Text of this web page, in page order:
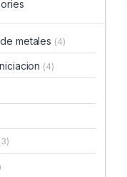
metales (4)
(4)